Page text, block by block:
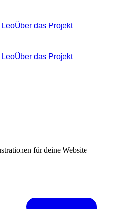
LeoÜber das Projekt
LeoÜber das Projekt
Tool in der Übersicht
für deine Website